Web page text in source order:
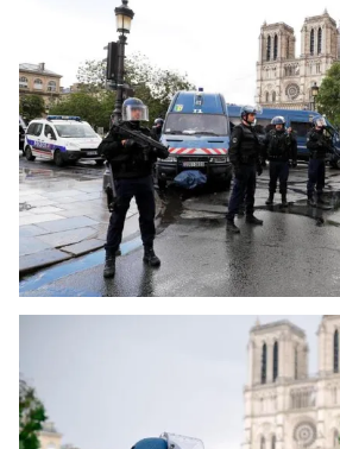
Ðiện thoại Thời báo VTV:
024.66 897 897
toasoan@vtv.vn
Liên hệ quảng cáo:024-7300.7108
® Cấm sao chép dưới mọi hình thức nếu
thuận bằng văn bản. Ghi rõ nguồn